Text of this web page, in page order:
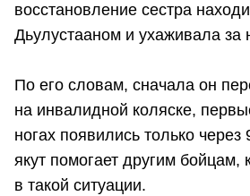
восстановление сестра
Дьулустааном и ухаживала за
По его словам, сначала он
на инвалидной коляске,
ногах появились только
якут помогает другим бойцам,
в такой ситуации.